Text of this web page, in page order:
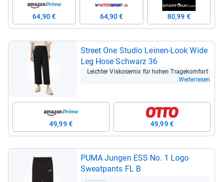
64,90 € 64,90 € 80,99 €
Street One Stu­dio Lei­nen-​Look Wide
Leg Hose Schwarz 36
Leich­ter Vis­ko­se­mix für hohen Tra­ge­kom­fort
Weiterlesen
49,99 € 49,99 €
PUMA Jun­gen ESS No. 1 Logo
Sweat­pants FL B